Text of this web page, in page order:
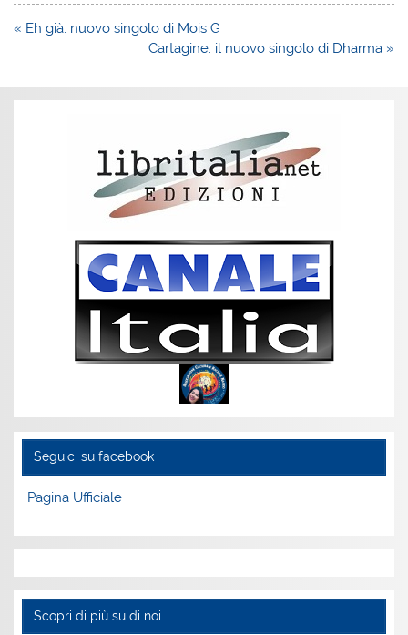
Navigazione
« Eh già: nuovo singolo di Mois G
Cartagine: il nuovo singolo di Dharma »
Seguici su facebook
Pagina Ufficiale
Scopri di più su di noi